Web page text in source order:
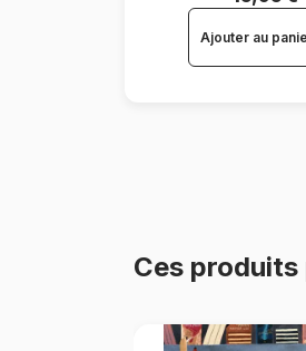
Ajouter au
Ces